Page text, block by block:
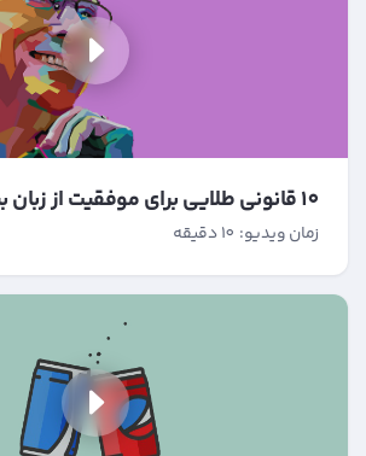
10 قانونی طلایی برای موفقیت از زبان بیل گیتس!
زمان ویدیو: 10 دقیقه